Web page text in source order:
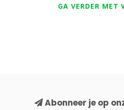
GA VERDER MET
Abonneer je op